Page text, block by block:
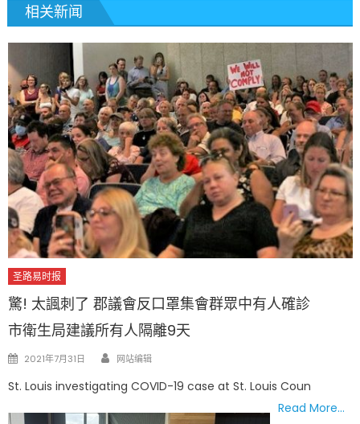
相关新闻
圣路易时报
驚! 太諷刺了 郡議會反口罩集會群眾中有人確診
市衛生局建議所有人隔離9天
Posted
2021年7月31日 Author
网站编辑
St. Louis investigating COVID-19 case at St. Louis Coun
Read More…